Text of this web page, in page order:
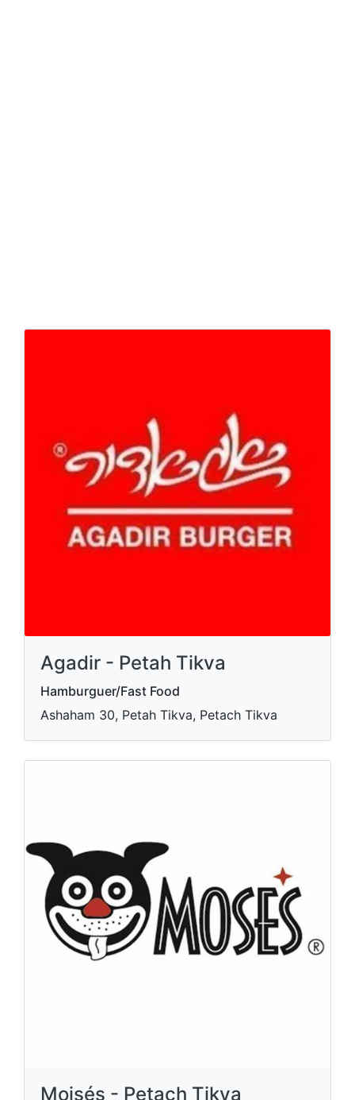
Agadir - Petah Tikva
Hamburguer/Fast Food
Ashaham 30, Petah Tikva, Petach Tikva
Moisés - Petach Tikva